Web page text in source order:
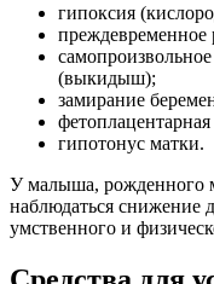
гипоксия
преждевременное
(выкидыш);
замирание
фетоплацентарная
гипотонус матки.
У малыша, рожденного
наблюдаться снижение
умственного и